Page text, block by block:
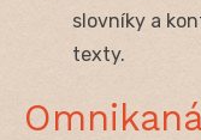
slovníky a
texty.